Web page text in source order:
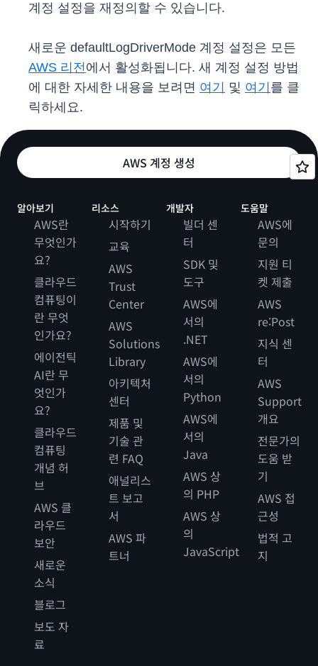
계정 설정을 재정의할 수 있습니다.
새로운 defaultLogDriverMode 계정 설정은 모든
AWS 리전에서 활성화됩니다. 새 계정 설정 방법
에 대한 자세한 내용을 보려면 여기 및 여기 를 클
릭하세요.
AWS 계정 생성
알아보기
AWS란
무엇인가
요?
클라우드
컴퓨팅이
란 무엇
인가요?
에이전틱
AI란 무
엇인가
요?
클라우드
컴퓨팅
개념 허
브
AWS 클
라우드
보안
새로운
소식
블로그
보도 자
료
리소스
시작하기
교육
AWS
Trust
Center
AWS
Solutions
Library
아키텍처
센터
제품 및
기술 관
련 FAQ
애널리스
트 보고
서
AWS 파
트너
개발자
빌더 센
터
SDK 및
도구
AWS에
서의
.NET
AWS에
서의
Python
AWS에
서의
Java
AWS 상
의 PHP
AWS 상
의
JavaScript
도움말
AWS에
문의
지원 티
켓 제출
AWS
re:Post
지식 센
터
AWS
Support
개요
전문가의
도움 받
기
AWS 접
근성
법적 고
지